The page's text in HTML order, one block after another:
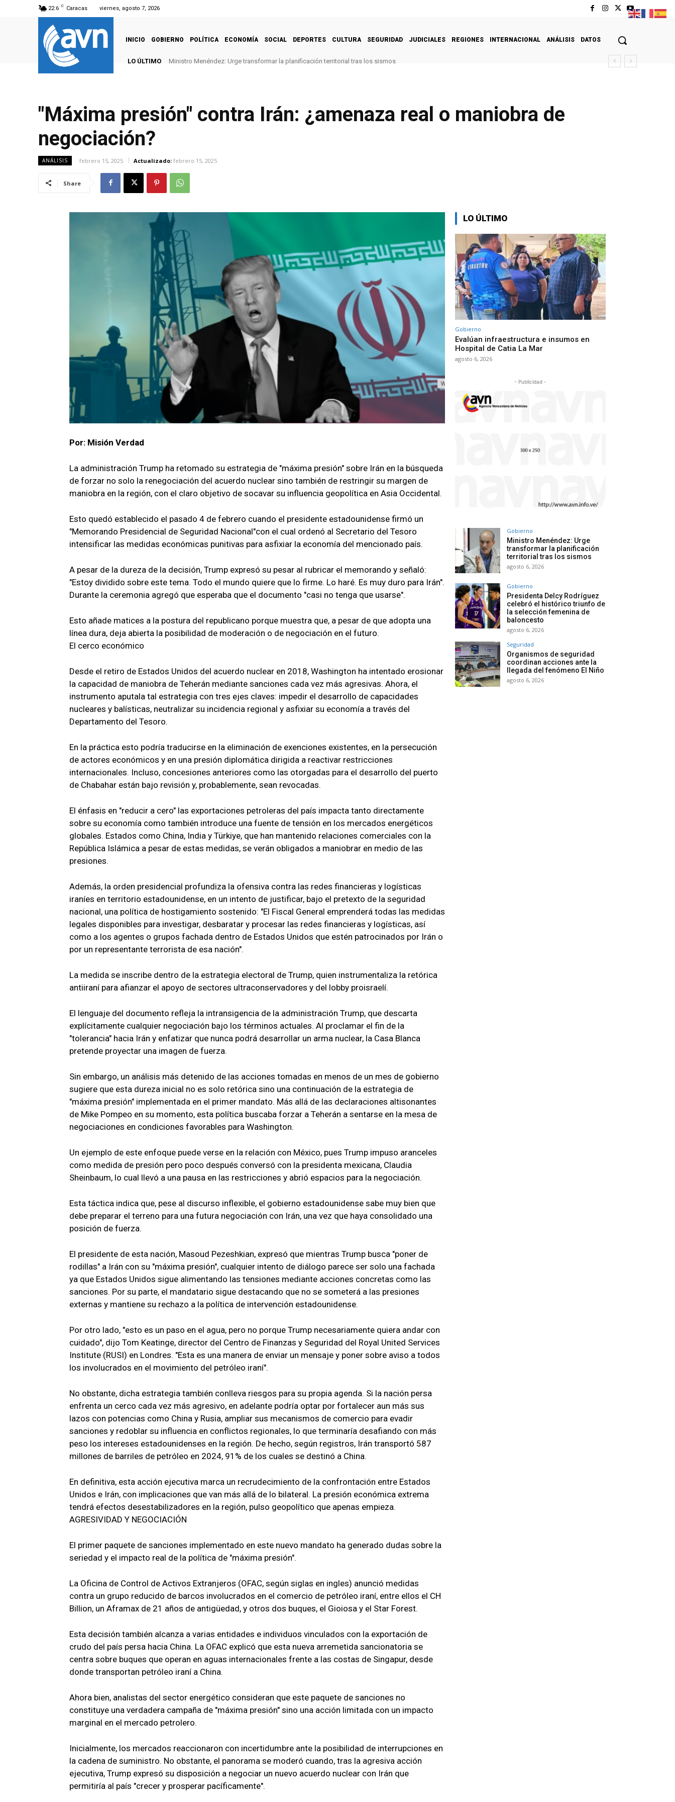
22.6 C Caracas viernes, agosto 7, 2026
INICIO GOBIERNO POLÍTICA ECONOMÍA SOCIAL DEPORTES CULTURA SEGURIDAD JUDICIALES REGIONES INTERNACIONAL ANÁLISIS DATOS
LO ÚLTIMO Ministro Menéndez: Urge transformar la planificación territorial tras los sismos
"Máxima presión" contra Irán: ¿amenaza real o maniobra de
negociación?
ANÁLISIS febrero 15, 2025 Actualizado: febrero 15, 2025
Share
Por: Misión Verdad
La administración Trump ha retomado su estrategia de "máxima presión" sobre Irán en la búsqueda
de forzar no solo la renegociación del acuerdo nuclear sino también de restringir su margen de
maniobra en la región, con el claro objetivo de socavar su influencia geopolítica en Asia Occidental.
Esto quedó establecido el pasado 4 de febrero cuando el presidente estadounidense firmó un
"Memorando Presidencial de Seguridad Nacional"con el cual ordenó al Secretario del Tesoro
intensificar las medidas económicas punitivas para asfixiar la economía del mencionado país.
A pesar de la dureza de la decisión, Trump expresó su pesar al rubricar el memorando y señaló:
"Estoy dividido sobre este tema. Todo el mundo quiere que lo firme. Lo haré. Es muy duro para Irán".
Durante la ceremonia agregó que esperaba que el documento "casi no tenga que usarse".
Esto añade matices a la postura del republicano porque muestra que, a pesar de que adopta una
línea dura, deja abierta la posibilidad de moderación o de negociación en el futuro.
El cerco económico
Desde el retiro de Estados Unidos del acuerdo nuclear en 2018, Washington ha intentado erosionar
la capacidad de maniobra de Teherán mediante sanciones cada vez más agresivas. Ahora, el
instrumento aputala tal estrategia con tres ejes claves: impedir el desarrollo de capacidades
nucleares y balísticas, neutralizar su incidencia regional y asfixiar su economía a través del
Departamento del Tesoro.
En la práctica esto podría traducirse en la eliminación de exenciones existentes, en la persecución
de actores económicos y en una presión diplomática dirigida a reactivar restricciones
internacionales. Incluso, concesiones anteriores como las otorgadas para el desarrollo del puerto
de Chabahar están bajo revisión y, probablemente, sean revocadas.
El énfasis en "reducir a cero" las exportaciones petroleras del país impacta tanto directamente
sobre su economía como también introduce una fuente de tensión en los mercados energéticos
globales. Estados como China, India y Türkiye, que han mantenido relaciones comerciales con la
República Islámica a pesar de estas medidas, se verán obligados a maniobrar en medio de las
presiones.
Además, la orden presidencial profundiza la ofensiva contra las redes financieras y logísticas
iraníes en territorio estadounidense, en un intento de justificar, bajo el pretexto de la seguridad
nacional, una política de hostigamiento sostenido: "El Fiscal General emprenderá todas las medidas
legales disponibles para investigar, desbaratar y procesar las redes financieras y logísticas, así
como a los agentes o grupos fachada dentro de Estados Unidos que estén patrocinados por Irán o
por un representante terrorista de esa nación".
La medida se inscribe dentro de la estrategia electoral de Trump, quien instrumentaliza la retórica
antiiraní para afianzar el apoyo de sectores ultraconservadores y del lobby proisraelí.
El lenguaje del documento refleja la intransigencia de la administración Trump, que descarta
explícitamente cualquier negociación bajo los términos actuales. Al proclamar el fin de la
"tolerancia" hacia Irán y enfatizar que nunca podrá desarrollar un arma nuclear, la Casa Blanca
pretende proyectar una imagen de fuerza.
Sin embargo, un análisis más detenido de las acciones tomadas en menos de un mes de gobierno
sugiere que esta dureza inicial no es solo retórica sino una continuación de la estrategia de
"máxima presión" implementada en el primer mandato. Más allá de las declaraciones altisonantes
de Mike Pompeo en su momento, esta política buscaba forzar a Teherán a sentarse en la mesa de
negociaciones en condiciones favorables para Washington.
Un ejemplo de este enfoque puede verse en la relación con México, pues Trump impuso aranceles
como medida de presión pero poco después conversó con la presidenta mexicana, Claudia
Sheinbaum, lo cual llevó a una pausa en las restricciones y abrió espacios para la negociación.
Esta táctica indica que, pese al discurso inflexible, el gobierno estadounidense sabe muy bien que
debe preparar el terreno para una futura negociación con Irán, una vez que haya consolidado una
posición de fuerza.
El presidente de esta nación, Masoud Pezeshkian, expresó que mientras Trump busca "poner de
rodillas" a Irán con su "máxima presión", cualquier intento de diálogo parece ser solo una fachada
ya que Estados Unidos sigue alimentando las tensiones mediante acciones concretas como las
sanciones. Por su parte, el mandatario sigue destacando que no se someterá a las presiones
externas y mantiene su rechazo a la política de intervención estadounidense.
Por otro lado, "esto es un paso en el agua, pero no porque Trump necesariamente quiera andar con
cuidado", dijo Tom Keatinge, director del Centro de Finanzas y Seguridad del Royal United Services
Institute (RUSI) en Londres. "Esta es una manera de enviar un mensaje y poner sobre aviso a todos
los involucrados en el movimiento del petróleo iraní".
No obstante, dicha estrategia también conlleva riesgos para su propia agenda. Si la nación persa
enfrenta un cerco cada vez más agresivo, en adelante podría optar por fortalecer aun más sus
lazos con potencias como China y Rusia, ampliar sus mecanismos de comercio para evadir
sanciones y redoblar su influencia en conflictos regionales, lo que terminaría desafiando con más
peso los intereses estadounidenses en la región. De hecho, según registros, Irán transportó 587
millones de barriles de petróleo en 2024, 91% de los cuales se destinó a China.
En definitiva, esta acción ejecutiva marca un recrudecimiento de la confrontación entre Estados
Unidos e Irán, con implicaciones que van más allá de lo bilateral. La presión económica extrema
tendrá efectos desestabilizadores en la región, pulso geopolítico que apenas empieza.
AGRESIVIDAD Y NEGOCIACIÓN
El primer paquete de sanciones implementado en este nuevo mandato ha generado dudas sobre la
seriedad y el impacto real de la política de "máxima presión".
La Oficina de Control de Activos Extranjeros (OFAC, según siglas en ingles) anunció medidas
contra un grupo reducido de barcos involucrados en el comercio de petróleo iraní, entre ellos el CH
Billion, un Aframax de 21 años de antigüedad, y otros dos buques, el Gioiosa y el Star Forest.
Esta decisión también alcanza a varias entidades e individuos vinculados con la exportación de
crudo del país persa hacia China. La OFAC explicó que esta nueva arremetida sancionatoria se
centra sobre buques que operan en aguas internacionales frente a las costas de Singapur, desde
donde transportan petróleo iraní a China.
Ahora bien, analistas del sector energético consideran que este paquete de sanciones no
constituye una verdadera campaña de "máxima presión" sino una acción limitada con un impacto
marginal en el mercado petrolero.
Inicialmente, los mercados reaccionaron con incertidumbre ante la posibilidad de interrupciones en
la cadena de suministro. No obstante, el panorama se moderó cuando, tras la agresiva acción
ejecutiva, Trump expresó su disposición a negociar un nuevo acuerdo nuclear con Irán que
permitiría al país "crecer y prosperar pacíficamente".
LO ÚLTIMO
Gobierno
Evalúan infraestructura e insumos en
Hospital de Catia La Mar
agosto 6, 2026
- Publicidad -
Gobierno
Ministro Menéndez: Urge
transformar la planificación
territorial tras los sismos
agosto 6, 2026
Gobierno
Presidenta Delcy Rodríguez
celebró el histórico triunfo de
la selección femenina de
baloncesto
agosto 6, 2026
Seguridad
Organismos de seguridad
coordinan acciones ante la
llegada del fenómeno El Niño
agosto 6, 2026